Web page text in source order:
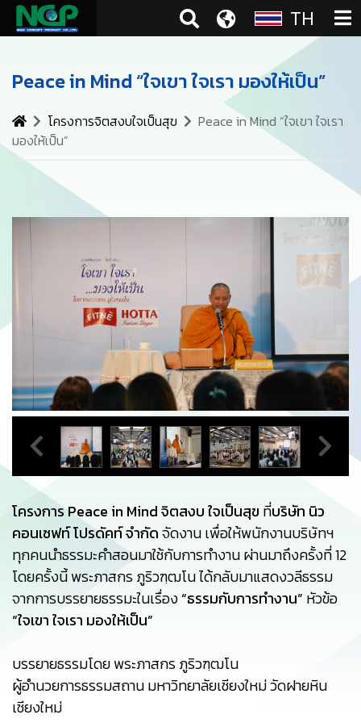
TH
Peace in Mind “ใจเขา ใจเรา มองให้เป็น”
โครงการจิตสงบใจเป็นสุข
Peace in Mind “ใจเขา ใจเรา
มองให้เป็น”
โครงการ Peace in Mind จิตสงบ ใจเป็นสุข ที่บริษัท นิว
คอนเซฟท์ โปรดัคท์ จำกัดจัดงาน เพื่อให้พนักงานบริษัทฯ
ทุกคนนำธรรมะคำสอนมาใช้กับการทำงาน ผ่านมาถึงครั้งที่ 12
โดยครั้งนี้ พระภาสกร ภูริวฑฺฒโน ได้กลับมาแสดงวลีธรรม
จากการบรรยายธรรมะในเรื่อง“ธรรมกับการทำงาน” หัวข้อ
“ใจเขา ใจเรา มองให้เป็น”
บรรยายธรรมโดย พระภาสกร ภูริวฑฺฒโน
ผู้อำนวยการธรรมสถาน มหาวิทยาลัยเชียงใหม่ วัดฝายหิน
เชียงใหม่